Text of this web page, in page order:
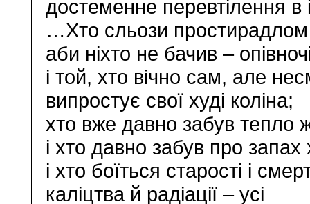
достеменне перевтілення в
…Хто сльози
аби ніхто не бачив –
і той, хто вічно сам, але
випростує свої худі коліна;
хто вже давно забув тепло
і хто давно забув про запах
і хто боїться старості і
каліцтва й радіації – усі